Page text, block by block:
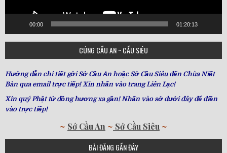
00:00 01:20:13
CÚNG CẦU AN ~ CẦU SIÊU
Hướng dẫn chi tiết gởi Sớ Cầu An hoặc Sớ Cầu Siêu đến Chùa Niết
Bàn qua email trực tiếp! Xin nhấn vào trang Liên Lạc!
Xin quý Phật tử đồng hương xa gần! Nhấn vào sớ dưới đây để điền
vào trực tiếp!
~ Sớ Cầu An ~ Sớ Cầu Siêu ~
BÀI ĐĂNG GẦN ĐÂY